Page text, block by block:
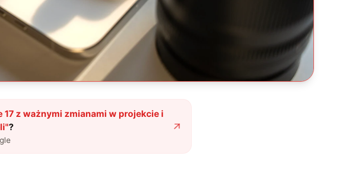
17 z ważnymi zmianami w projekcie i
"?